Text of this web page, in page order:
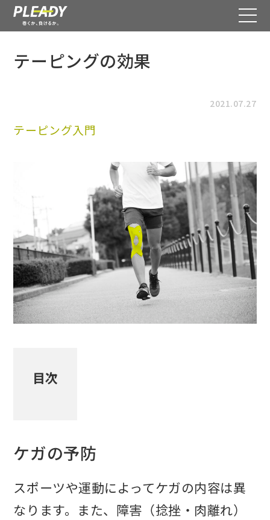
テーピングの効果
2021.07.27
テーピング入門
目次
ケガの予防
スポーツや運動によってケガの内容は異
なります。また、障害（捻挫・肉離れ）